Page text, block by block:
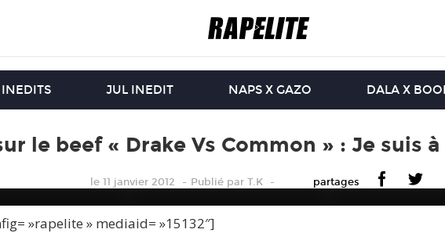
JUL INEDIT NAPS X GAZO DALA X
le beef « Drake Vs Common » : Je suis
le 11 janvier 2012 Publiépar T.K partages
»rapelite » mediaid= »15132″]